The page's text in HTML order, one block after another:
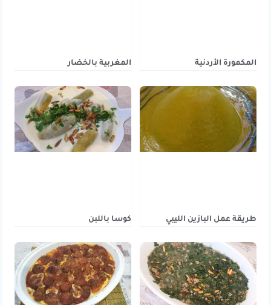
المكمورة الأردنية المغربية بالخضار
طريقة عمل البازين الليبي كوسا باللبن